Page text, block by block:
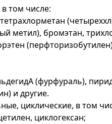
том числе:
метил), бромэтан,
(фурфураль),
и другие.
циклические, в том
циклогексан;